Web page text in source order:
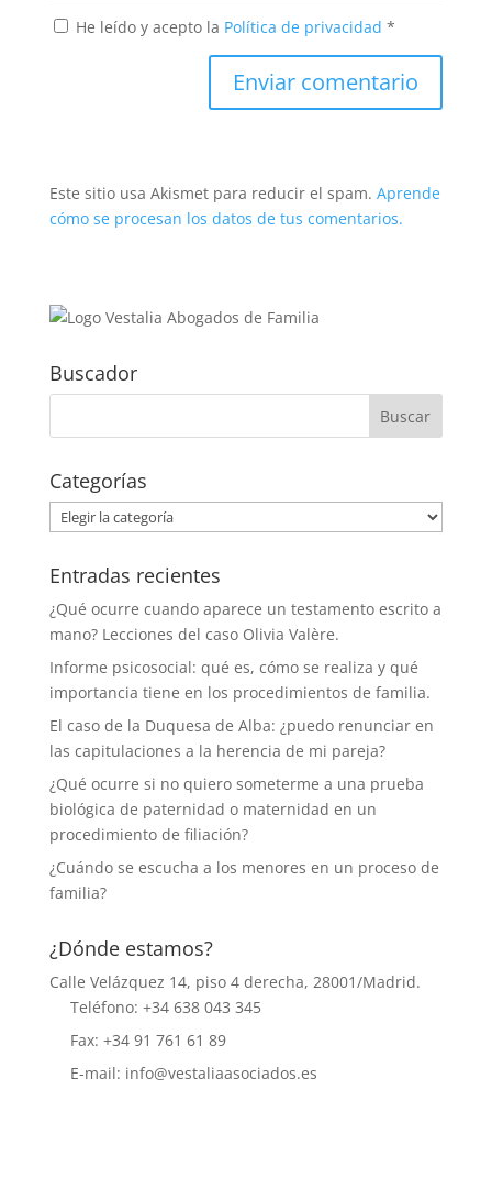
He leído y acepto la Política de privacidad *
Este sitio usa Akismet para reducir el spam. Aprende
cómo se procesan los datos de tus comentarios.
Buscador
Categorías
Categorías
Entradas recientes
¿Qué ocurre cuando aparece un testamento escrito a
mano? Lecciones del caso Olivia Valère.
Informe psicosocial: qué es, cómo se realiza y qué
importancia tiene en los procedimientos de familia.
El caso de la Duquesa de Alba: ¿puedo renunciar en
las capitulaciones a la herencia de mi pareja?
¿Qué ocurre si no quiero someterme a una prueba
biológica de paternidad o maternidad en un
procedimiento de filiación?
¿Cuándo se escucha a los menores en un proceso de
familia?
¿Dónde estamos?
Calle Velázquez 14, piso 4 derecha, 28001/Madrid.
Teléfono: +34 638 043 345
Fax: +34 91 761 61 89
E-mail: info@vestaliaasociados.es